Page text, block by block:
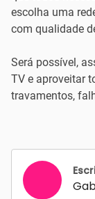
escolha uma
com qualidade
Será possível,
TV e aproveitar
travamentos,